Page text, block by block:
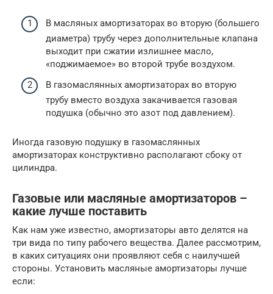
В масляных амортизаторах во вторую (большего
диаметра) трубу через дополнительные клапана
выходит при сжатии излишнее масло,
«поджимаемое» во второй трубе воздухом.
В газомаслянных амортизаторах во вторую
трубу вместо воздуха закачивается газовая
подушка (обычно это азот под давлением).
Иногда газовую подушку в газомаслянных
амортизаторах конструктивно располагают сбоку от
цилиндра.
Газовые или масляные амортизаторов –
какие лучше поставить
Как нам уже известно, амортизаторы авто делятся на
три вида по типу рабочего вещества. Далее рассмотрим,
в каких ситуациях они проявляют себя с наилучшей
стороны. Установить масляные амортизаторы лучше
если: